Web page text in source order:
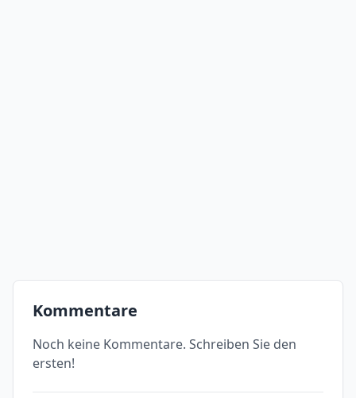
Kommentare
Noch keine Kommentare. Schreiben Sie den
ersten!